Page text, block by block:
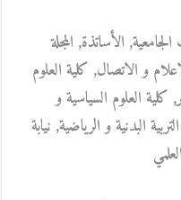
, الأساتذة, المجلة
و الاتصال, كلية العلوم
, كلية العلوم السياسية و
البدنية و الرياضية, نيابة